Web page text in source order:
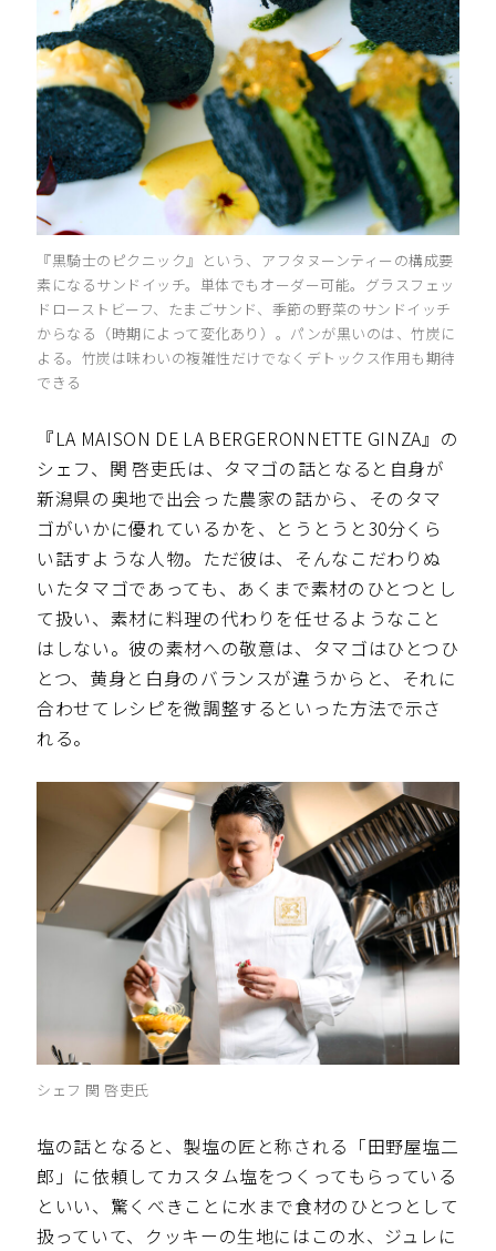
『黒騎士のピクニック』という、アフタヌーンティーの構成要
素になるサンドイッチ。単体でもオーダー可能。グラスフェッ
ドローストビーフ、たまごサンド、季節の野菜のサンドイッチ
からなる（時期によって変化あり）。パンが黒いのは、竹炭に
よる。竹炭は味わいの複雑性だけでなくデトックス作用も期待
できる
『LA MAISON DE LA BERGERONNETTE GINZA』の
シェフ、関 啓吏氏は、タマゴの話となると自身が
新潟県の奥地で出会った農家の話から、そのタマ
ゴがいかに優れているかを、とうとうと30分くら
い話すような人物。ただ彼は、そんなこだわりぬ
いたタマゴであっても、あくまで素材のひとつとし
て扱い、素材に料理の代わりを任せるようなこと
はしない。彼の素材への敬意は、タマゴはひとつひ
とつ、黄身と白身のバランスが違うからと、それに
合わせてレシピを微調整するといった方法で示さ
れる。
シェフ 関 啓吏氏
塩の話となると、製塩の匠と称される「田野屋塩二
郎」に依頼してカスタム塩をつくってもらっている
といい、驚くべきことに水まで食材のひとつとして
扱っていて、クッキーの生地にはこの水、ジュレに